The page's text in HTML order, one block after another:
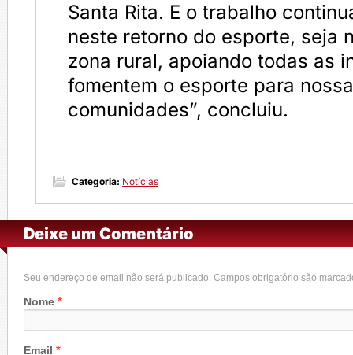
Santa Rita. E o trabalho
neste retorno do esporte, seja
zona rural, apoiando todas as
fomentem o esporte para
comunidades”, concluiu.
Categoria: Notícias
Deixe um Comentário
Seu endereço de email não será publicado. Campos obrigatório são
Nome *
Email *